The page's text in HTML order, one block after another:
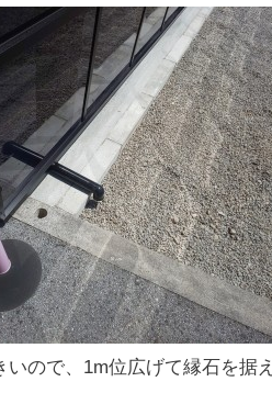
いので、1m位広げて縁石を据え